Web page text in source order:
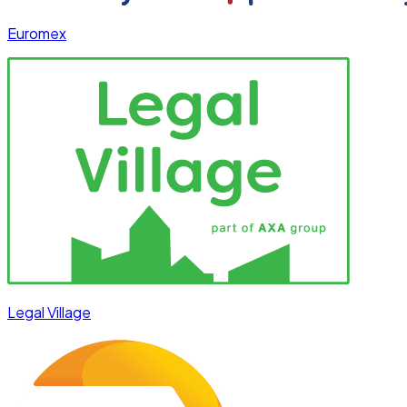
Euromex
Legal Village